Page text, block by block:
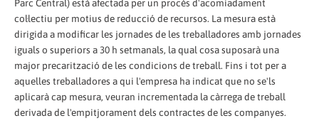
Parc Central) està afectada per un procés d'acomiadament
col·lectiu per motius de reducció de recursos. La mesura està
dirigida a modificar les jornades de les treballadores amb jornades
iguals o superiors a 30 h setmanals, la qual cosa suposarà una
major precarització de les condicions de treball. Fins i tot per a
aquelles treballadores a qui l'empresa ha indicat que no se'ls
aplicarà cap mesura, veuran incrementada la càrrega de treball
derivada de l'empitjorament dels contractes de les companyes.